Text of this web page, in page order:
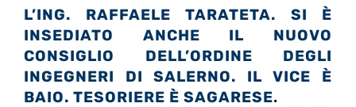
L’ING. RAFFAELE TARATETA. SI È
INSEDIATO ANCHE IL NUOVO
CONSIGLIO DELL’ORDINE DEGLI
INGEGNERI DI SALERNO. IL VICE È
BAIO. TESORIERE È SAGARESE.